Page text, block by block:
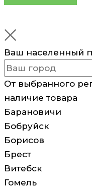
Ваш населенный
От выбранного
наличие товара
Барановичи
Бобруйск
Борисов
Брест
Витебск
Гомель